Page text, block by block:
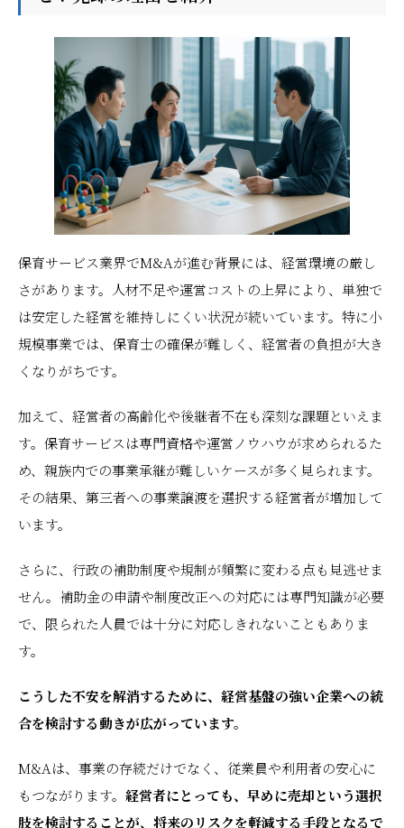
保育サービス業界でM&Aが進む背景には、経営環境の厳し
さがあります。人材不足や運営コストの上昇により、単独で
は安定した経営を維持しにくい状況が続いています。特に小
規模事業では、保育士の確保が難しく、経営者の負担が大き
くなりがちです。
加えて、経営者の高齢化や後継者不在も深刻な課題といえま
す。保育サービスは専門資格や運営ノウハウが求められるた
め、親族内での事業承継が難しいケースが多く見られます。
その結果、第三者への事業譲渡を選択する経営者が増加して
います。
さらに、行政の補助制度や規制が頻繁に変わる点も見逃せま
せん。補助金の申請や制度改正への対応には専門知識が必要
で、限られた人員では十分に対応しきれないこともありま
す。
こうした不安を解消するために、経営基盤の強い企業への統
合を検討する動きが広がっています。
M&Aは、事業の存続だけでなく、従業員や利用者の安心に
もつながります。 経営者にとっても、早めに売却という選択
肢を検討することが、将来のリスクを軽減する手段となるで